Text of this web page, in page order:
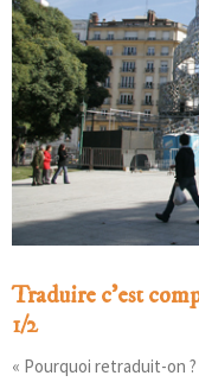
Traduire c’est
1/2
« Pourquoi retraduit-on